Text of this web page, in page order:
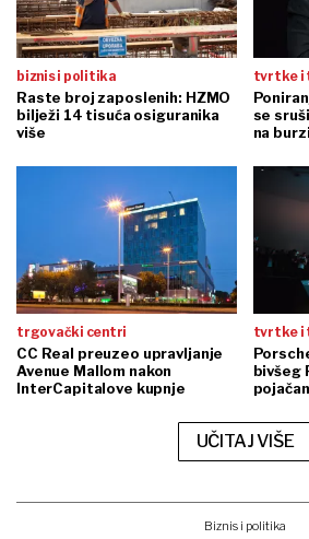
biznis i politika
Raste broj zaposlenih: HZMO
bilježi 14 tisuća osiguranika
više
tvrtke i
se
na burzi
trgovački centri
CC Real preuzeo upravljanje
Avenue Mallom nakon
InterCapitalove kupnje
tvrtke i
bivšeg
UČITAJ VIŠE
Biznis i politika